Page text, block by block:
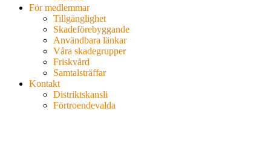
För medlemmar
Tillgänglighet
Skadeförebyggande
Användbara länkar
Våra skadegrupper
Friskvård
Samtalsträffar
Kontakt
Distriktskansli
Förtroendevalda